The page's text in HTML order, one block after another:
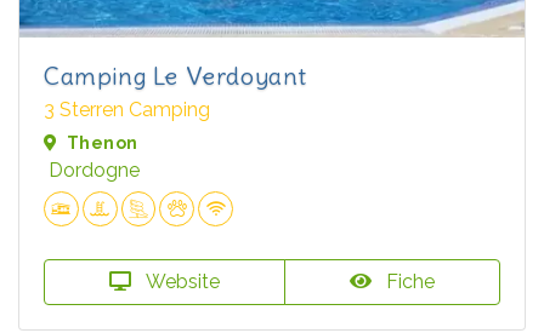
Camping Le Verdoyant
3 Sterren Camping
Thenon
Dordogne
Website Fiche